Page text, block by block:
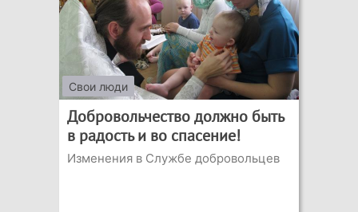
Свои люди
Добровольчество должно быть
в радость и во спасение!
Изменения в Службе добровольцев